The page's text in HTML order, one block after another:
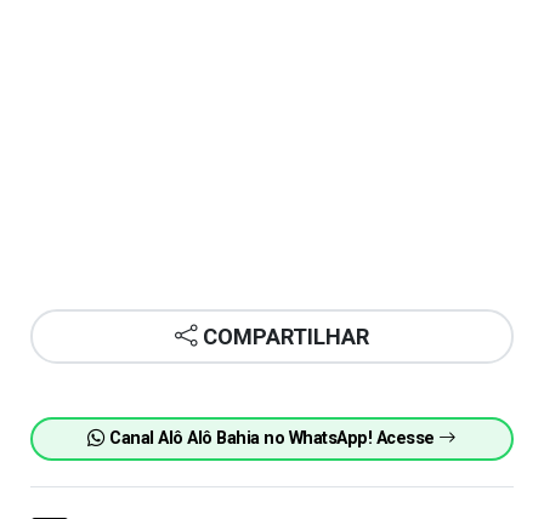
COMPARTILHAR
Canal Alô Alô Bahia no WhatsApp! Acesse